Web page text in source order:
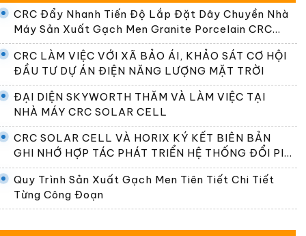
CRC Đẩy Nhanh Tiến Độ Lắp Đặt Dây Chuyền Nhà
Máy Sản Xuất Gạch Men Granite Porcelain CRC
Premier
CRC LÀM VIỆC VỚI XÃ BẢO ÁI, KHẢO SÁT CƠ HỘI
ĐẦU TƯ DỰ ÁN ĐIỆN NĂNG LƯỢNG MẶT TRỜI
ĐẠI DIỆN SKYWORTH THĂM VÀ LÀM VIỆC TẠI
NHÀ MÁY CRC SOLAR CELL
CRC SOLAR CELL VÀ HORIX KÝ KẾT BIÊN BẢN
GHI NHỚ HỢP TÁC PHÁT TRIỂN HỆ THỐNG ĐỔI PIN
TẠI VIỆT NAM
Quy Trình Sản Xuất Gạch Men Tiên Tiết Chi Tiết
Từng Công Đoạn